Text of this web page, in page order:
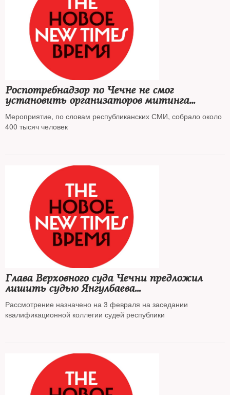
Роспотребнадзор по Чечне не смог
установить организаторов митинга
против Янгулбаевых в Грозном
Мероприятие, по словам республиканских СМИ, собрало около
400 тысяч человек
Глава Верховного суда Чечни предложил
лишить судью Янгулбаева
неприкосновенности
Рассмотрение назначено на 3 февраля на заседании
квалификационной коллегии судей республики